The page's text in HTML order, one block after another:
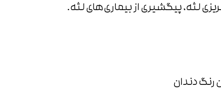
لثه، پیگشیری از بیماری‌های لثه.
دندان